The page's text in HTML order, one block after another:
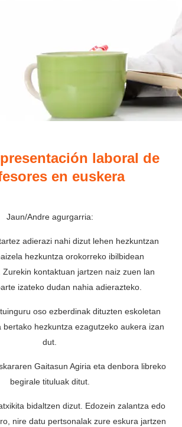
laboral de
en euskera
Jaun/Andre agurgarria:
adierazi nahi dizut lehen hezkuntzan
hezkuntza orokorreko ibilbidean
Zurekin kontaktuan jartzen naiz zuen lan
izateko dudan nahia adierazteko.
oso ezberdinak dituzten eskoletan
bertako hezkuntza ezagutzeko aukera izan
dut.
Gaitasun Agiria eta denbora libreko
begirale tituluak ditut.
bidaltzen dizut. Edozein zalantza edo
nire datu pertsonalak zure eskura jartzen